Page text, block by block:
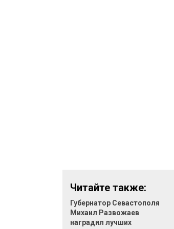
Читайте также:
Губернатор Севастополя
Михаил Развожаев
наградил лучших